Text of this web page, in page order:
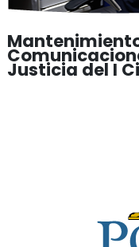
Justicia del I